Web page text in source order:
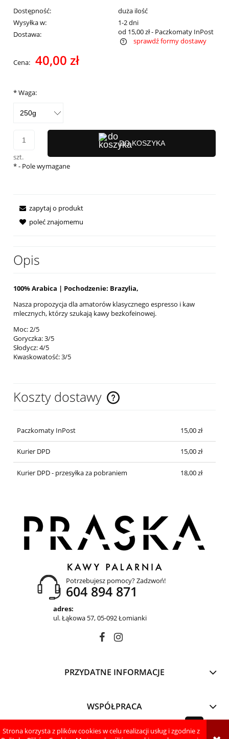
Strona korzysta z plików cookies w celu realizacji usług i zgodnie z
Dostępność:
duża ilość
Wysyłka w:
1-2 dni
Dostawa:
od 15,00 zł- Paczkomaty InPost
sprawdź formy dostawy
Cena: 40,00 zł
*Waga:
szt.
DO KOSZYKA
*- Pole wymagane
zapytaj o produkt
poleć znajomemu
Opis
100% Arabica | Pochodzenie: Brazylia,
Nasza propozycja dla amatorów klasycznego espresso i kaw
mlecznych, którzy szukają kawy bezkofeinowej.
Moc: 2/5
Goryczka: 3/5
Słodycz: 4/5
Kwaskowatość: 3/5
Koszty dostawy
Cena nie zawiera ewentualnych kosztów płatności
Paczkomaty InPost 15,00 zł
Kurier DPD 15,00 zł
Kurier DPD - przesyłka za pobraniem 18,00 zł
Potrzebujesz pomocy? Zadzwoń!
604 894 871
adres:
ul. Łąkowa 57, 05-092 Łomianki
PRZYDATNE INFORMACJE
WSPÓŁPRACA
pokaż pełną wersję strony